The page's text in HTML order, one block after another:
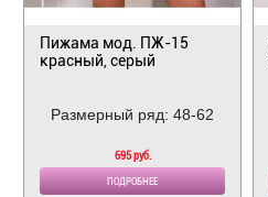
Пижама мод. ПЖ-15
красный, серый
Размерный ряд: 48-62
695 руб.
ПОДРОБНЕЕ